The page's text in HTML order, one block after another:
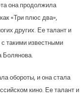
она продолжила
«Три плюс два»,
других. Ее талант и
такими известными
Болянова.
обороты, и она стала
кино. Ее талант и